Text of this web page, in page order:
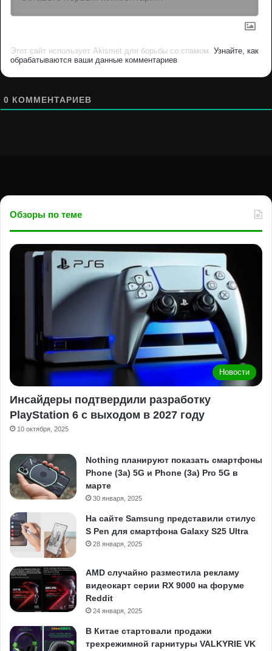
Этот сайт использует Akismet для борьбы со спамом. Узнайте, как
обрабатываются ваши данные комментариев
0 КОММЕНТАРИЕВ
Обзоры по теме
Новости
Инсайдеры подтвердили разработку
PlayStation 6 с выходом в 2027 году
10 октября, 2025
Nothing планируют показать смартфоны
Phone (3a) 5G и Phone (3a) Pro 5G в
марте
30 января, 2025
На сайте Samsung представили стилус
S Pen для смартфона Galaxy S25 Ultra
28 января, 2025
AMD случайно разместила рекламу
видеокарт серии RX 9000 на форуме
Reddit
24 января, 2025
В Китае стартовали продажи
трехрежимной гарнитуры VALKYRIE VK